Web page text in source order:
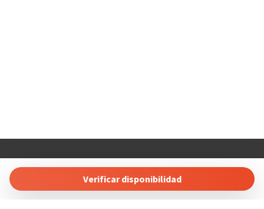
Verificar disponibilidad
Calle Carlos Senti 23 03700 Dénia, Alicante, Spain
Tel: +34 865689257